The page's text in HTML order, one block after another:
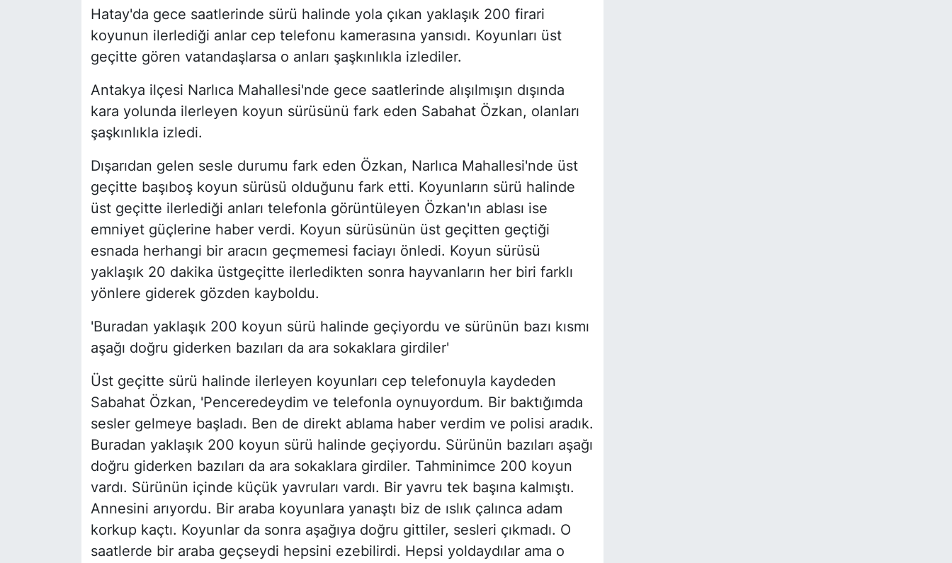
Hatay'da gece saatlerinde sürü halinde yola çıkan yaklaşık 200 firari
koyunun ilerlediği anlar cep telefonu kamerasına yansıdı. Koyunları üst
geçitte gören vatandaşlarsa o anları şaşkınlıkla izlediler.
Antakya ilçesi Narlıca Mahallesi'nde gece saatlerinde alışılmışın dışında
kara yolunda ilerleyen koyun sürüsünü fark eden Sabahat Özkan, olanları
şaşkınlıkla izledi.
Dışarıdan gelen sesle durumu fark eden Özkan, Narlıca Mahallesi'nde üst
geçitte başıboş koyun sürüsü olduğunu fark etti. Koyunların sürü halinde
üst geçitte ilerlediği anları telefonla görüntüleyen Özkan'ın ablası ise
emniyet güçlerine haber verdi. Koyun sürüsünün üst geçitten geçtiği
esnada herhangi bir aracın geçmemesi faciayı önledi. Koyun sürüsü
yaklaşık 20 dakika üstgeçitte ilerledikten sonra hayvanların her biri farklı
yönlere giderek gözden kayboldu.
'Buradan yaklaşık 200 koyun sürü halinde geçiyordu ve sürünün bazı kısmı
aşağı doğru giderken bazıları da ara sokaklara girdiler'
Üst geçitte sürü halinde ilerleyen koyunları cep telefonuyla kaydeden
Sabahat Özkan, 'Penceredeydim ve telefonla oynuyordum. Bir baktığımda
sesler gelmeye başladı. Ben de direkt ablama haber verdim ve polisi aradık.
Buradan yaklaşık 200 koyun sürü halinde geçiyordu. Sürünün bazıları aşağı
doğru giderken bazıları da ara sokaklara girdiler. Tahminimce 200 koyun
vardı. Sürünün içinde küçük yavruları vardı. Bir yavru tek başına kalmıştı.
Annesini arıyordu. Bir araba koyunlara yanaştı biz de ıslık çalınca adam
korkup kaçtı. Koyunlar da sonra aşağıya doğru gittiler, sesleri çıkmadı. O
saatlerde bir araba geçseydi hepsini ezebilirdi. Hepsi yoldaydılar ama o